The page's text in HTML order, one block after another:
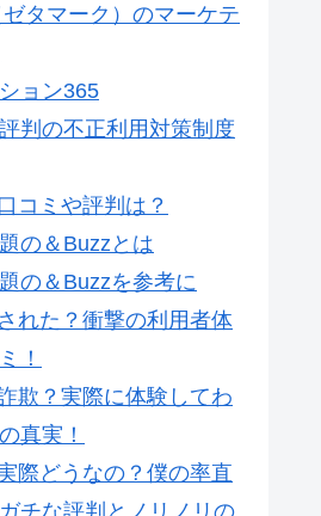
タマーク）のマーケテ
ョン365
判の不正利用対策制度
コミや評判は？
の＆Buzzとは
の＆Buzzを参考に
れた？衝撃の利用者体
！
欺？実際に体験してわ
真実！
際どうなの？僕の率直
チな評判とノリノリの